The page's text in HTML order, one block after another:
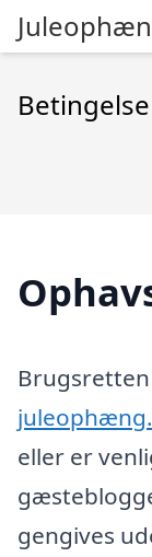
eller er
gengives